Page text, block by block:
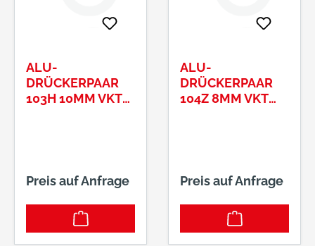
ALU-
DRÜCKERPAAR
103H 10MM VKT
Preis auf Anfrage
ALU-
DRÜCKERPAAR
104Z 8MM VKT
Preis auf Anfrage